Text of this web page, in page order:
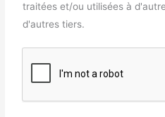
traitées et/ou utilisées à
d'autres tiers.